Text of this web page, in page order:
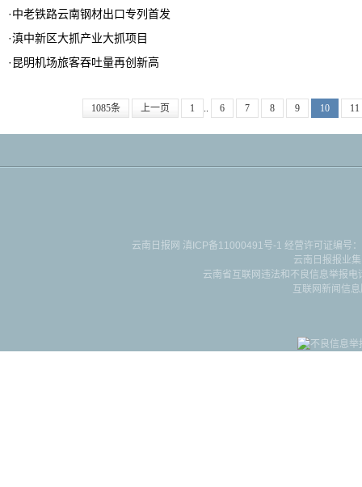
·中老铁路云南钢材出口专列首发
·滇中新区大抓产业大抓项目
· 昆明机场旅客吞吐量再创新高
1085条 上一页 1 .. 6 7 8 9 10 11
云南日报网 滇ICP备11000491号-1 经营许可证编号
云南日报报业
云南省互联网违法和不良信息举报
互联网新闻信